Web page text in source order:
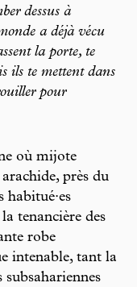
dessus à
a déjà vécu
la porte, te
ils te mettent dans
pour
où mijote
près du
tenancière des
robe
intenable, tant la
subsahariennes